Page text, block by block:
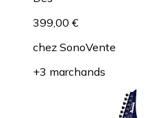
399,00 €
chez SonoVente
+3 marchands